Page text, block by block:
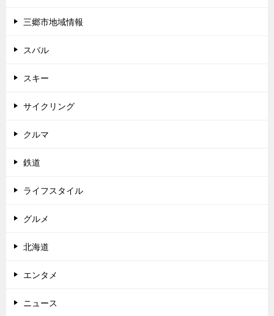
三郷市地域情報
スバル
スキー
サイクリング
クルマ
鉄道
ライフスタイル
グルメ
北海道
エンタメ
ニュース